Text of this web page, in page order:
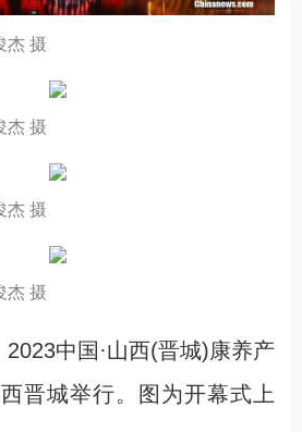
杰 摄
杰 摄
杰 摄
杰 摄
中国·山西(晋城)康养产
晋城举行。图为开幕式上